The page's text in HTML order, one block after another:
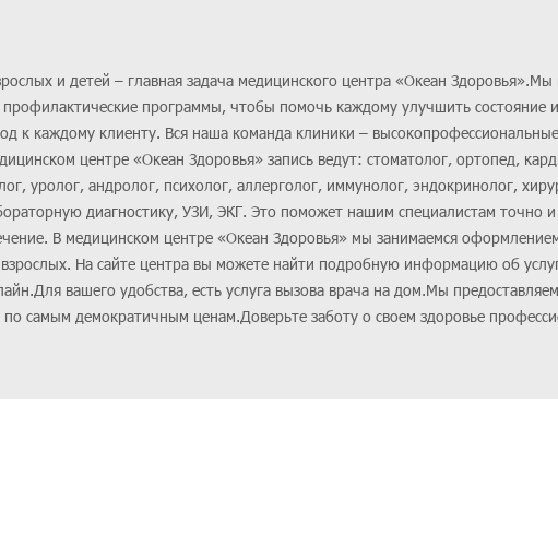
и детей – главная задача медицинского центра «Океан
профилактические программы, чтобы помочь каждому улучшить состояние
к каждому клиенту. Вся наша команда клиники –
центре «Океан Здоровья» запись ведут: стоматолог, ортопед,
уролог, андролог, психолог, аллерголог, иммунолог, эндокринолог,
диагностику, УЗИ, ЭКГ. Это поможет нашим специалистам точно и
В медицинском центре «Океан Здоровья» мы занимаемся
На сайте центра вы можете найти подробную информацию об
вашего удобства, есть услуга вызова врача на дом.Мы
по самым демократичным ценам.Доверьте заботу о своем здоровье